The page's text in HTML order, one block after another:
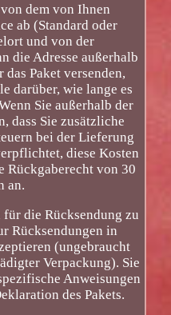
dem von Ihnen
ab (Standard oder
und von der
die Adresse außerhalb
Paket versenden,
darüber, wie lange es
Sie außerhalb der
dass Sie zusätzliche
bei der Lieferung
diese Kosten
Rückgaberecht von 30
an.
die Rücksendung zu
Rücksendungen in
(ungebraucht
Verpackung). Sie
Anweisungen
des Pakets.